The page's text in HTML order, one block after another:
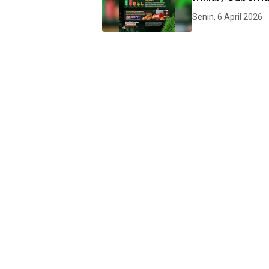
Nasional
Senin, 6 April 2026